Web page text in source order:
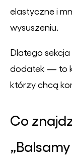
elastyczne i
wysuszeniu.
Dlatego sekcja
dodatek — to
którzy chcą
Co